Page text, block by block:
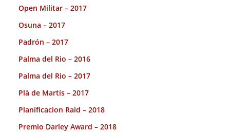
Open Militar – 2017
Osuna – 2017
Padrón – 2017
Palma del Rio – 2016
Palma del Rio – 2017
Plà de Martís – 2017
Planificacion Raid – 2018
Premio Darley Award – 2018